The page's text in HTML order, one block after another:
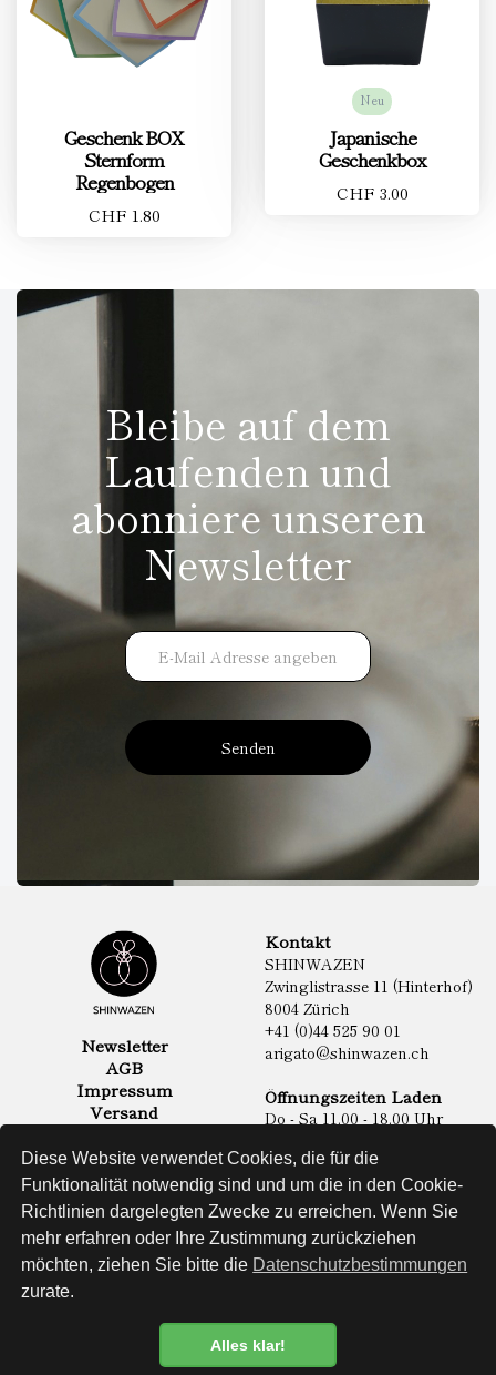
Datenschutzbestimmung
Diese Website verwendet Cookies, die für die
Funktionalität notwendig sind und um die in den Cookie-
Richtlinien dargelegten Zwecke zu erreichen. Wenn Sie
mehr erfahren oder Ihre Zustimmung zurückziehen
möchten, ziehen Sie bitte die Datenschutzbestimmungen
zurate.
Alles klar!
Geschenk BOX
Sternform
Regenbogen
CHF 1.80
Neu
Japanische
Geschenkbox
CHF 3.00
Bleibe auf dem
Laufenden und
abonniere unseren
Newsletter
Senden
Newsletter
AGB
Impressum
Versand
Kontakt
SHINWAZEN
Zwinglistrasse 11 (Hinterhof)
8004 Zürich
+41 (0)44 525 90 01
arigato@shinwazen.ch
Öffnungszeiten Laden
Do - Sa 11.00 - 18.00 Uhr
Online Shop
Lebensmittel
Sake & Shochu
Non Food
Spirituosen